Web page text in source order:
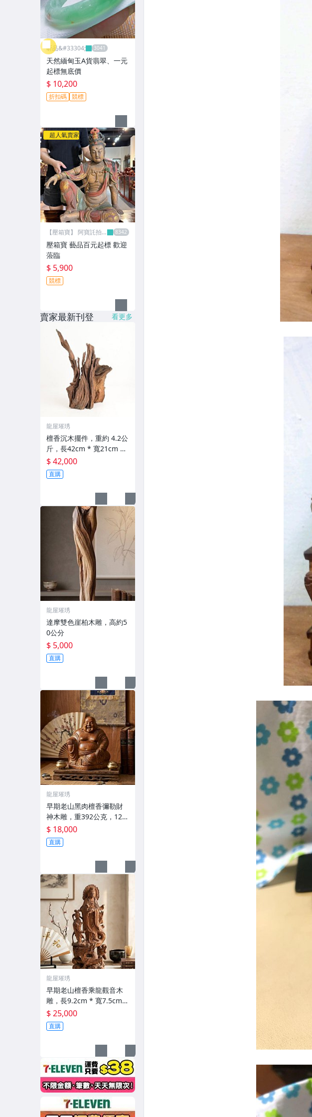
昕品&#33304;
天然緬甸玉A貨翡翠、一元
起標無底價
$ 10,200
折扣碼 競標
超人氣賣家
【壓箱寶】 阿寶託拍
壓箱寶 藝品百元起標 歡迎
蒞臨
$ 5,900
競標
賣家最新刊登 看更多
龍屋璀琇
檀香沉木擺件，重約 4.2公
斤，長42cm * 寬21cm *
高48cm，淡淡清香
$ 42,000
直購
龍屋璀琇
達摩雙色崖柏木雕，高約5
0公分
$ 5,000
直購
龍屋璀琇
早期老山黑肉檀香彌勒財
神木雕，重392公克，12 x
11 x 7公分
$ 18,000
直購
龍屋璀琇
早期老山檀香乘龍觀音木
雕，長9.2cm * 寬7.5cm *
高21cm
$ 25,000
直購